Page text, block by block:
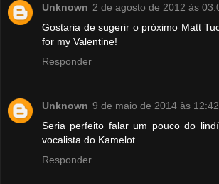
Unknown 2 de agosto de 2012 às
Gostaria de sugerir o próximo Matt
for my Valentine!
Responder
Unknown 9 de maio de 2014 às 12:42
Seria perfeito falar um pouco do
vocalista do Kamelot
Responder